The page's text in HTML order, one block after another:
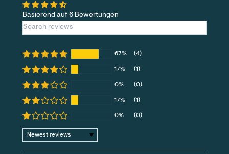
Basierend auf 6 Bewertungen
67% (4)
17% (1)
0% (0)
17% (1)
0% (0)
Sort by